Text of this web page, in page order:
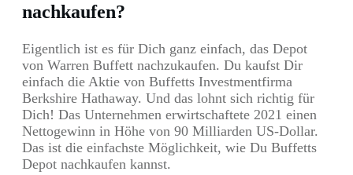
nachkaufen?
Eigentlich ist es für Dich ganz einfach, das Depot
von Warren Buffett nachzukaufen. Du kaufst Dir
einfach die Aktie von Buffetts Investmentfirma
Berkshire Hathaway. Und das lohnt sich richtig für
Dich! Das Unternehmen erwirtschaftete 2021 einen
Nettogewinn in Höhe von 90 Milliarden US-Dollar.
Das ist die einfachste Möglichkeit, wie Du Buffetts
Depot nachkaufen kannst.